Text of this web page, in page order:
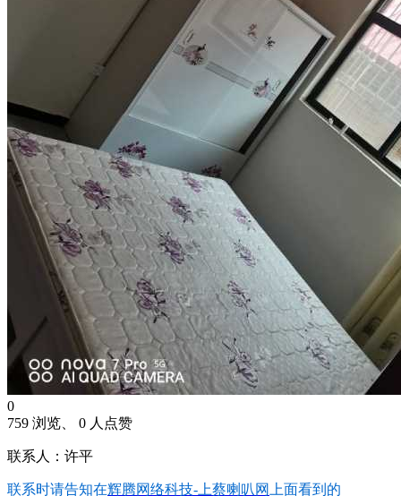
0
759 浏览、 0 人点赞
联系人：许平
联系时请告知在辉腾网络科技-上蔡喇叭网 上面看到的